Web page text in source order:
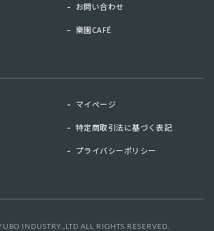
お問い合わせ
樂園CAFÉ
マイページ
特定商取引法に基づく表記
プライバシーポリシー
INDUSTRY.,LTD ALL RIGHTS RESERVED.